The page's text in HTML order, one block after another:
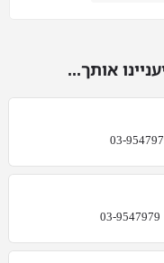
אותך...
03-
03-9547979